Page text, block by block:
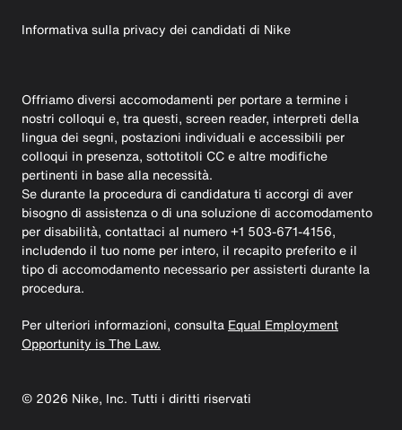
Informativa sulla privacy dei candidati di Nike
Offriamo diversi accomodamenti per portare a termine i
nostri colloqui e, tra questi, screen reader, interpreti della
lingua dei segni, postazioni individuali e accessibili per
colloqui in presenza, sottotitoli CC e altre modifiche
pertinenti in base alla necessità.
Se durante la procedura di candidatura ti accorgi di aver
bisogno di assistenza o di una soluzione di accomodamento
per disabilità, contattaci al numero +1 503-671-4156,
includendo il tuo nome per intero, il recapito preferito e il
tipo di accomodamento necessario per assisterti durante la
procedura.
Per ulteriori informazioni, consulta Equal Employment
Opportunity is The Law.
© 2026 Nike, Inc. Tutti i diritti riservati